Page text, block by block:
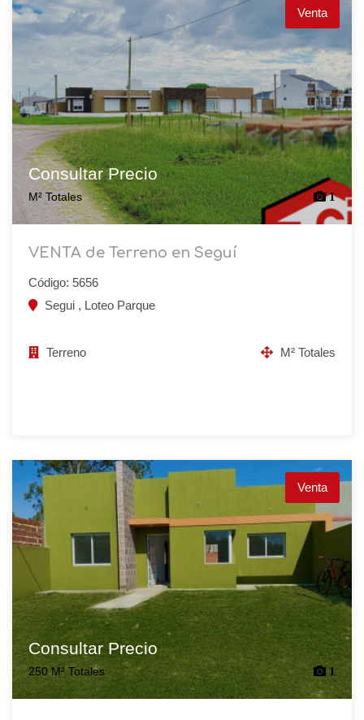
Venta
Consultar Precio
M² Totales 1
VENTA de Terreno en Seguí
Código: 5656
Segui , Loteo Parque
Terreno M² Totales
Venta
Consultar Precio
250 M² Totales 1